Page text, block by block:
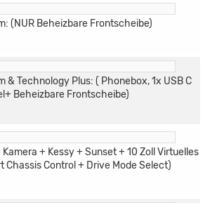
(NUR Beheizbare Frontscheibe)
& Technology Plus: ( Phonebox, 1x USB C
Beheizbare Frontscheibe)
+ Kessy + Sunset + 10 Zoll Virtuelles
Chassis Control + Drive Mode Select)